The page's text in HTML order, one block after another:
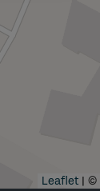
Leaflet | ©